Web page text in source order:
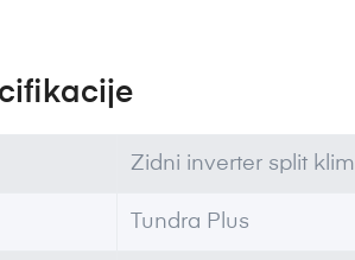
Zidni inverter split
Tundra Plus